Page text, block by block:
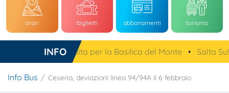
orari biglietti abbonamenti turismo
INFO
navetta gratuita per la Basilica del Monte • Salta Su! •
Info Bus Cesena, deviazioni linea 94/94A il 6 febbraio